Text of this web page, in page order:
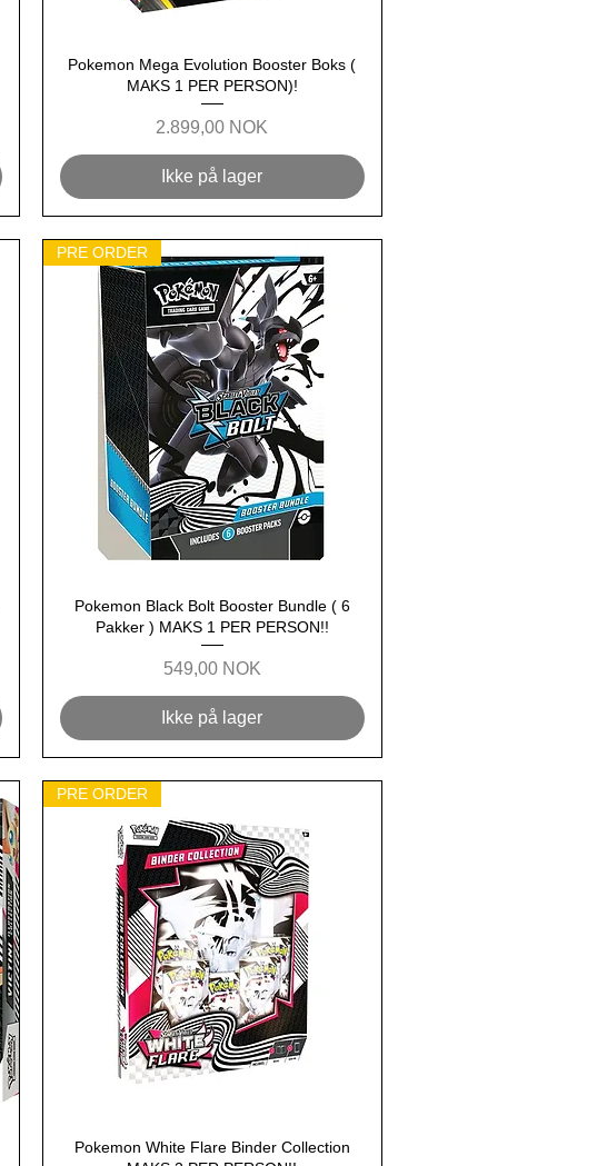
Hurtigvisning
Pokemon Mega Evolution Booster Boks (
MAKS 1 PER PERSON)!
Pris
2.899,00 NOK
Ikke på lager
Hurtigvisning
PRE ORDER
Pokemon Black Bolt Booster Bundle ( 6
Pakker ) MAKS 1 PER PERSON!!
Pris
549,00 NOK
Ikke på lager
Hurtigvisning
PRE ORDER
Pokemon White Flare Binder Collection